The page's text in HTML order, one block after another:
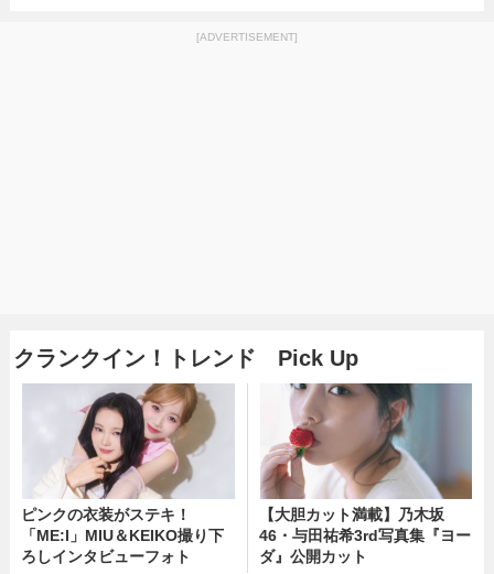
[ADVERTISEMENT]
クランクイン！トレンド Pick Up
ピンクの衣装がステキ！
「ME:I」MIU＆KEIKO撮り下
ろしインタビューフォト
【大胆カット満載】乃木坂
46・与田祐希3rd写真集『ヨー
ダ』公開カット